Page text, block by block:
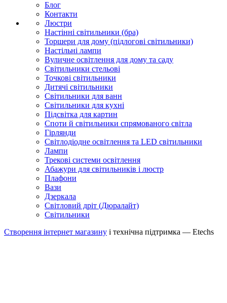
Блог
Контакти
Люстри
Настінні світильники (бра)
Торшери для дому (підлогові світильники)
Настільні лампи
Вуличне освітлення для дому та саду
Світильники стельові
Точкові світильники
Дитячі світильники
Світильники для ванн
Світильники для кухні
Підсвітка для картин
Споти й світильники спрямованого світла
Гірлянди
Світлодіодне освітлення та LED світильники
Лампи
Трекові системи освітлення
Абажури для світильників і люстр
Плафони
Вази
Дзеркала
Світловий дріт (Дюралайт)
Світильники
Створення інтернет магазину і технічна підтримка — Etechs